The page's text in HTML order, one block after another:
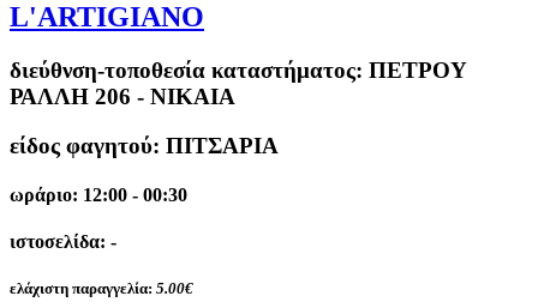
L'ARTIGIANO
διεύθνση-τοποθεσία καταστήματος: ΠΕΤΡΟΥ
ΡΑΛΛΗ 206 - ΝΙΚΑΙΑ
είδος φαγητού: ΠΙΤΣΑΡΙΑ
ωράριο: 12:00 - 00:30
ιστοσελίδα: -
ελάχιστη παραγγελία: 5.00€